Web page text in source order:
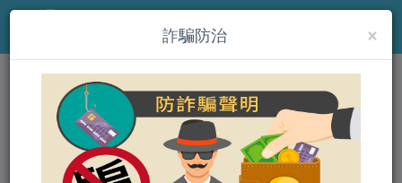
MENU
(th)Sunday Home
營登名稱：Sunday Home
統一編號：30151686 稅籍編號：370550131
×
詐騙防治